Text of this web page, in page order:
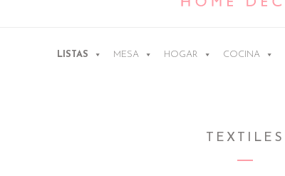
LISTAS MESA HOGAR COCINA
TEXTILES